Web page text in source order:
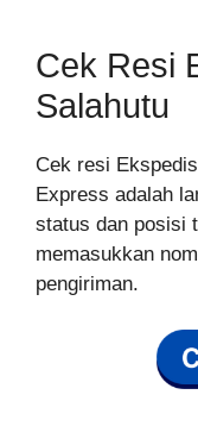
Cek Resi
Salahutu
Cek resi
Express adalah
status dan posisi
memasukkan
pengiriman.